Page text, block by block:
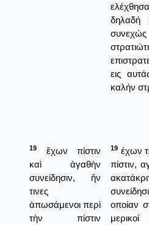
δηλαδή
εις
καλήν
19
ἔχων πίστιν
καὶ ἀγαθὴν
συνείδησιν, ἥν
τινες
ἀπωσάμενοι περὶ
τὴν πίστιν
19 έχων
πίστιν,
οποίαν
μερικοί